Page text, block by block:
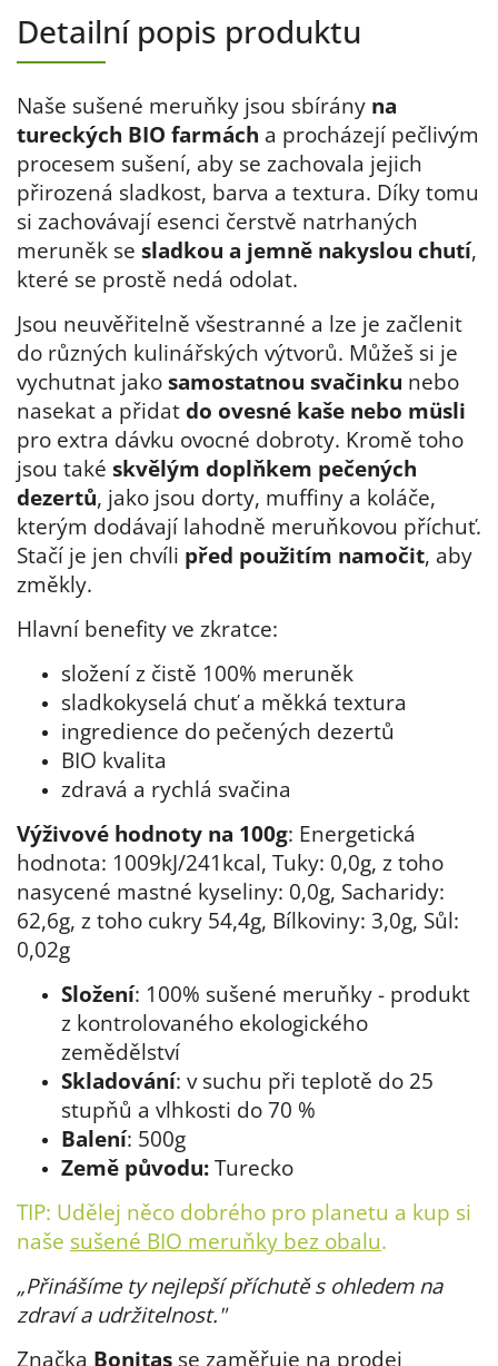
Detailní popis produktu
Naše sušené meruňky jsou sbírány na
tureckých BIO farmách a procházejí pečlivým
procesem sušení, aby se zachovala jejich
přirozená sladkost, barva a textura. Díky tomu
si zachovávají esenci čerstvě natrhaných
meruněk se sladkou a jemně nakyslou chutí,
které se prostě nedá odolat.
Jsou neuvěřitelně všestranné a lze je začlenit
do různých kulinářských výtvorů. Můžeš si je
vychutnat jako samostatnou svačinku nebo
nasekat a přidat do ovesné kaše nebo müsli
pro extra dávku ovocné dobroty. Kromě toho
jsou také skvělým doplňkem pečených
dezertů, jako jsou dorty, muffiny a koláče,
kterým dodávají lahodně meruňkovou příchuť.
Stačí je jen chvíli před použitím namočit, aby
změkly.
Hlavní benefity ve zkratce:
složení z čistě 100% meruněk
sladkokyselá chuť a měkká textura
ingredience do pečených dezertů
BIO kvalita
zdravá a rychlá svačina
Výživové hodnoty na 100g: Energetická
hodnota: 1009kJ/241kcal, Tuky: 0,0g, z toho
nasycené mastné kyseliny: 0,0g, Sacharidy:
62,6g, z toho cukry 54,4g, Bílkoviny: 3,0g, Sůl:
0,02g
Složení: 100% sušené meruňky - produkt
z kontrolovaného ekologického
zemědělství
Skladování: v suchu při teplotě do 25
stupňů a vlhkosti do 70 %
Balení: 500g
Země původu: Turecko
TIP: Udělej něco dobrého pro planetu a kup si
naše sušené BIO meruňky bez obalu.
„Přinášíme ty nejlepší příchutě s ohledem na
zdraví a udržitelnost."
Značka Bonitas se zaměřuje na prodej